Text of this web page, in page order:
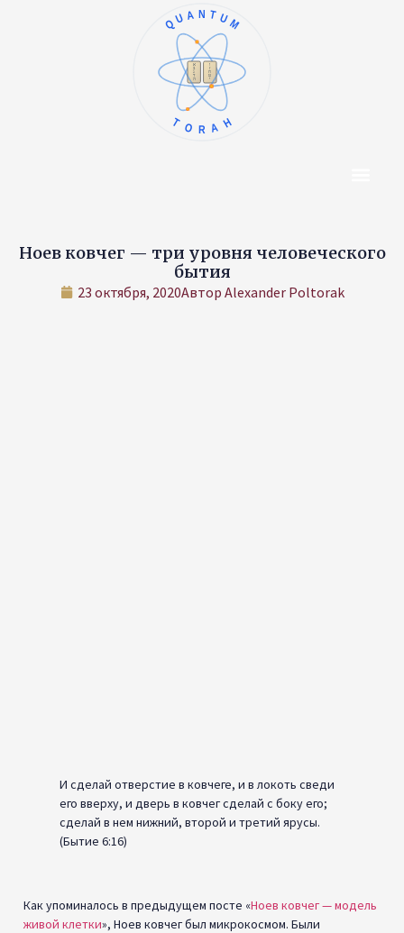
א
ב
ג
ד
ה
ו
ז
ח
ט
י
QUANTUM
TORAH
Ноев ковчег — три уровня человеческого
бытия
23 октября, 2020Автор Alexander Poltorak
И сделай отверстие в ковчеге, и в локоть сведи
его вверху, и дверь в ковчег сделай с боку его;
сделай в нем нижний, второй и третий ярусы.
(Бытие 6:16)
Как упоминалось в предыдущем посте «Ноев ковчег — модель
живой клетки», Ноев ковчег был микрокосмом. Были